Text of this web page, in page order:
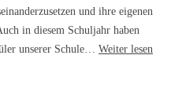
und ihre eigenen
in diesem Schuljahr haben
unserer Schule… Weiter lesen